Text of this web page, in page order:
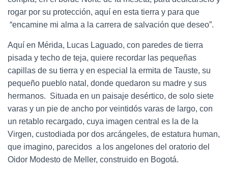
rogar por su protección, aquí en esta tierra y para que
“encamine mi alma a la carrera de salvación que deseo”.
Aquí en Mérida, Lucas Laguado, con paredes de tierra
pisada y techo de teja, quiere recordar las pequeñas
capillas de su tierra y en especial la ermita de Tauste, su
pequeño pueblo natal, donde quedaron su madre y sus
hermanos. Situada en un paisaje desértico, de solo siete
varas y un pie de ancho por veintidós varas de largo, con
un retablo recargado, cuya imagen central es la de la
Virgen, custodiada por dos arcángeles, de estatura human,
que imagino, parecidos a los angelones del oratorio del
Oidor Modesto de Meller, construido en Bogotá.